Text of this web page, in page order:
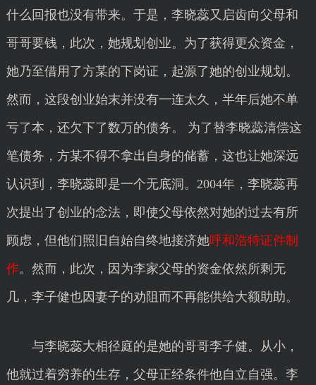
什么回报也没有带来。于是，李晓蕊又启齿向父母和
哥哥要钱，此次，她规划创业。为了获得更众资金，
她乃至借用了方某的下岗证，起源了她的创业规划。
然而，这段创业始末并没有一连太久，半年后她不单
亏了本，还欠下了数万的债务。 为了替李晓蕊清偿这
笔债务，方某不得不拿出自身的储蓄，这也让她深远
认识到，李晓蕊即是一个无底洞。2004年，李晓蕊再
次提出了创业的念法，即使父母依然对她的过去有所
顾虑，但他们照旧自始自终地接济她呼和浩特证件制
作。然而，此次，因为李家父母的资金依然所剩无
几，李子健也因妻子的劝阻而不再能供给大额助助。
与李晓蕊大相径庭的是她的哥哥李子健。从小，
他就过着穷养的生存，父母正经条件他自立自强。李